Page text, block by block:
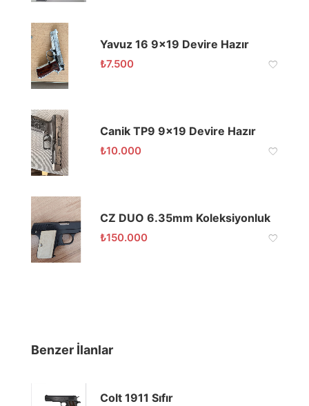
Yavuz 16 9×19 Devire Hazır
₺7.500
Canik TP9 9×19 Devire Hazır
₺10.000
CZ DUO 6.35mm Koleksiyonluk
₺150.000
Benzer İlanlar
Colt 1911 Sıfır